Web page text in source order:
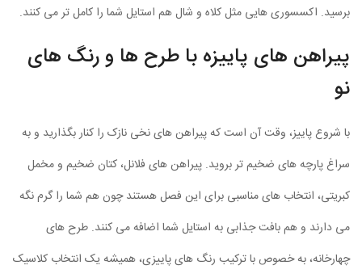
برسید. اکسسوری هایی مثل کلاه و شال هم استایل شما را کامل تر می کنند.
پیراهن های پاییزه با طرح ها و رنگ های
نو
با شروع پاییز، وقت آن است که پیراهن های نخی نازک را کنار بگذارید و به
سراغ پارچه های ضخیم تر بروید. پیراهن های فلانل، کتان ضخیم و مخمل
کبریتی، انتخاب های مناسبی برای این فصل هستند چون هم شما را گرم نگه
می دارند و هم بافت جذابی به استایل شما اضافه می کنند. طرح های
چهارخانه، به خصوص با ترکیب رنگ های پاییزی، همیشه یک انتخاب کلاسیک